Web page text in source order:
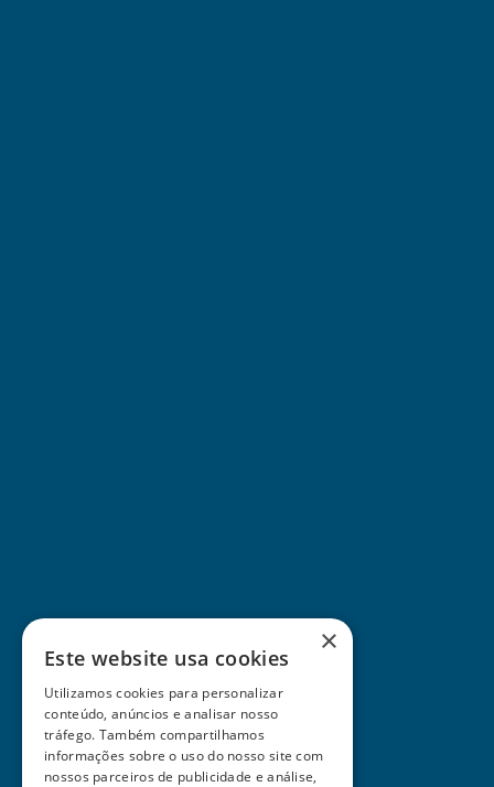
×
Este website usa cookies
Utilizamos cookies para personalizar
conteúdo, anúncios e analisar nosso
tráfego. Também compartilhamos
informações sobre o uso do nosso site com
nossos parceiros de publicidade e análise,